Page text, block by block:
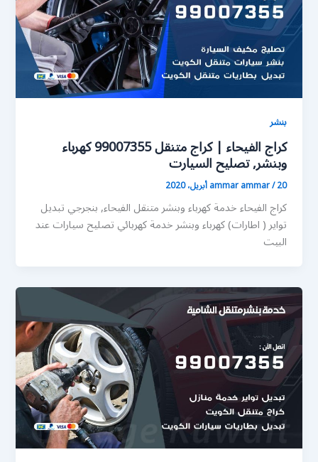
بنشر
كراج الفيحاء | كراج متنقل 99007355 كهرباء
وبنشر, تصليح السيارت
ammar ammar/20 أبريل، 2020
كراج الفيحاء خدمة كهرباء وبنشر متنقل الفيحاء, بنجرجي تبديل
تواير ( اطارات) كهرباء وبنشر خدمة كهربائي تصليح سيارات عند
البيت